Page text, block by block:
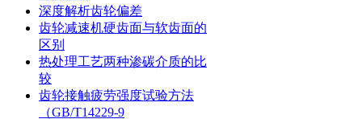
深度解析齿轮偏差
齿轮减速机硬齿面与软齿面的
区别
热处理工艺两种渗碳介质的比
较
齿轮接触疲劳强度试验方法
（GB/T14229-9